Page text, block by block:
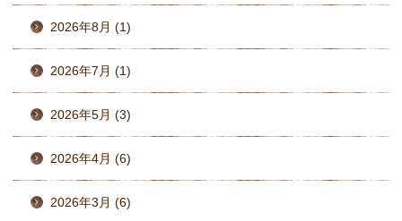
2026年8月 (1)
2026年7月 (1)
2026年5月 (3)
2026年4月 (6)
2026年3月 (6)